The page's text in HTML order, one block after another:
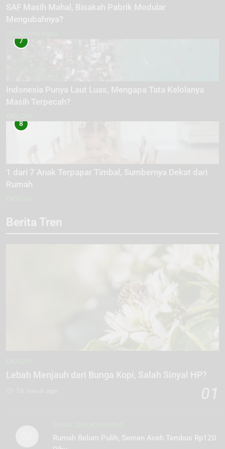
SAF Masih Mahal, Bisakah Pabrik Modular
Mengubahnya?
7
Indonesia Punya Laut Luas, Mengapa Tata Kelolanya
Masih Terpecah?
8
1 dari 7 Anak Terpapar Timbal, Sumbernya Dekat dari
Rumah
Berita Tren
Lebah Menjauh dari Bunga Kopi, Salah Sinyal HP?
Rumah Belum Pulih, Semen Aceh Tembus Rp120